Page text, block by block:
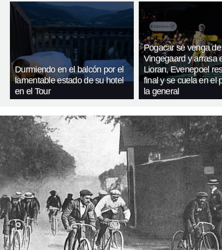
Durmiendo en el balcón por el
lamentable estado de su hotel
en el Tour
Pogacar se venga de
Vingegaard y arrasa
Lioran, Evenepoel
final y se cuela en el
la general